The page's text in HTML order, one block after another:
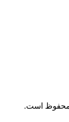
محفوظ است.